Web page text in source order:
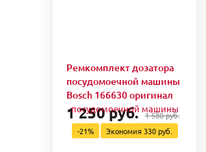
Ремкомплект дозатора
посудомоечной машины
Bosch 166630 оригинал
1 250 руб. 1 580 руб.
-21%
Экономия 330 руб.